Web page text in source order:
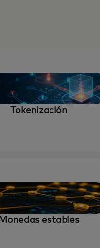
Tokenización
Monedas estables